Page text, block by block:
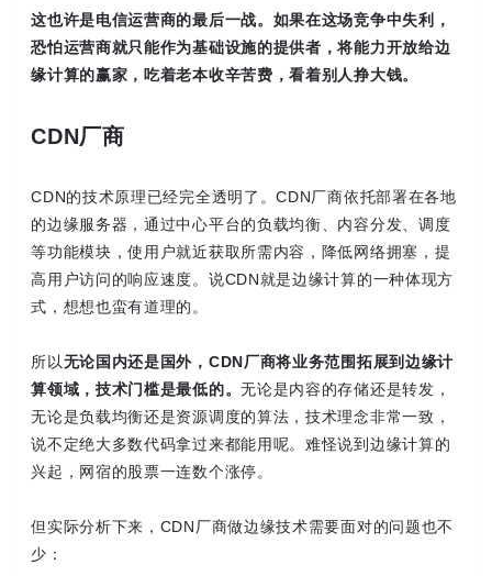
这也许是电信运营商的最后一战。如果在这场竞争中失利，
恐怕运营商就只能作为基础设施的提供者，将能力开放给边
缘计算的赢家，吃着老本收辛苦费，看着别人挣大钱。
CDN厂商
CDN的技术原理已经完全透明了。CDN厂商依托部署在各地
的边缘服务器，通过中心平台的负载均衡、内容分发、调度
等功能模块，使用户就近获取所需内容，降低网络拥塞，提
高用户访问的响应速度。说CDN就是边缘计算的一种体现方
式，想想也蛮有道理的。
所以无论国内还是国外，CDN厂商将业务范围拓展到边缘计
算领域，技术门槛是最低的。无论是内容的存储还是转发，
无论是负载均衡还是资源调度的算法，技术理念非常一致，
说不定绝大多数代码拿过来都能用呢。难怪说到边缘计算的
兴起，网宿的股票一连数个涨停。
但实际分析下来，CDN厂商做边缘技术需要面对的问题也不
少：